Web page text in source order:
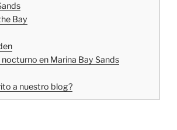
Bay
en Marina Bay Sands
a nuestro blog?